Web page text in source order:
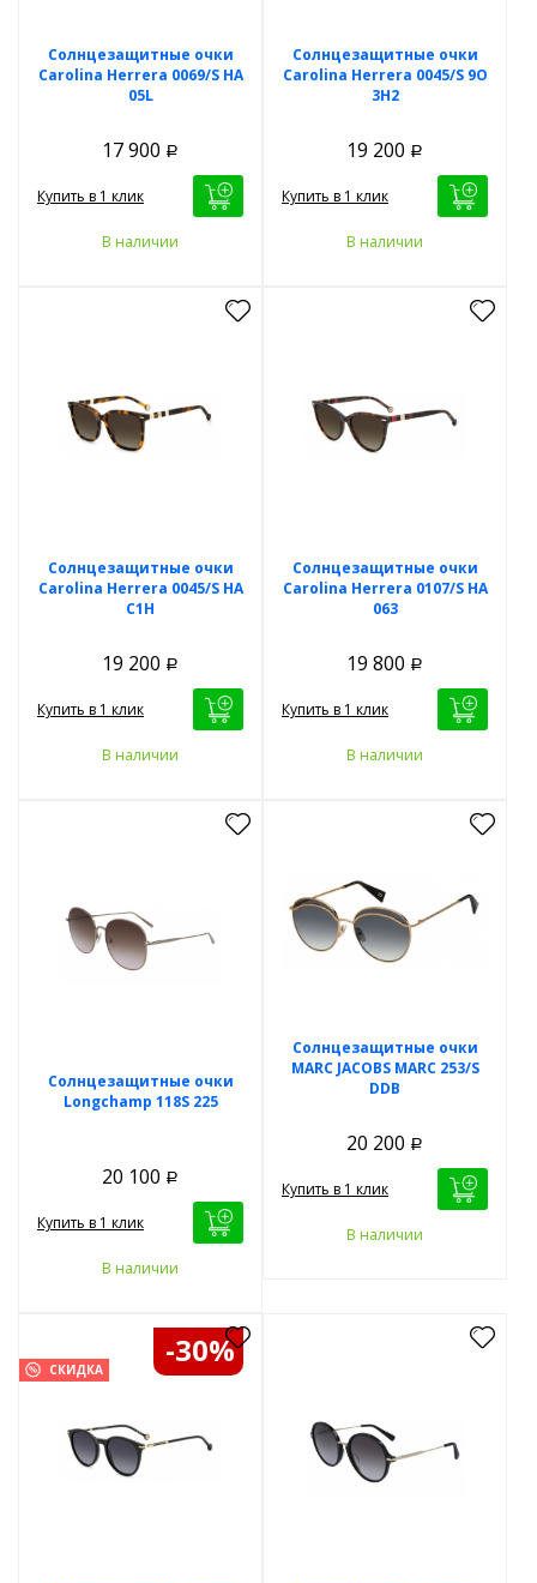
Солнцезащитные очки
Carolina Herrera 0069/S HA
05L
17 900 Р
Купить в 1 клик
В наличии
Солнцезащитные очки
Carolina Herrera 0045/S 9O
3H2
19 200 Р
Купить в 1 клик
В наличии
Солнцезащитные очки
Carolina Herrera 0045/S HA
C1H
19 200 Р
Купить в 1 клик
В наличии
Солнцезащитные очки
Carolina Herrera 0107/S HA
063
19 800 Р
Купить в 1 клик
В наличии
Солнцезащитные очки
Longchamp 118S 225
20 100 Р
Купить в 1 клик
В наличии
Солнцезащитные очки
MARC JACOBS MARC 253/S
DDB
20 200 Р
Купить в 1 клик
В наличии
СКИДКА -30%